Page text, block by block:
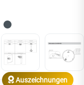
Auszeichnungen